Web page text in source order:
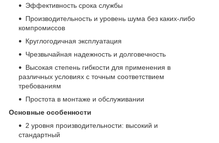
Эффективность срока службы
Производительность и уровень шума без каких-либо
компромиссов
Круглогодичная эксплуатация
Чрезвычайная надежность и долговечность
Высокая степень гибкости для применения в
различных условиях с точным соответствием
требованиям
Простота в монтаже и обслуживании
Основные особенности
2 уровня производительности: высокий и
стандартный